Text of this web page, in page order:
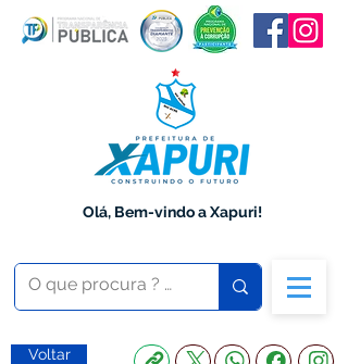
Olá, Bem-vindo a Xapuri!
Voltar